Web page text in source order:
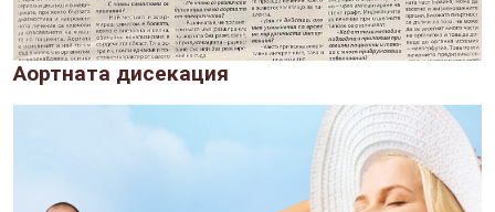
Аортната дисекация